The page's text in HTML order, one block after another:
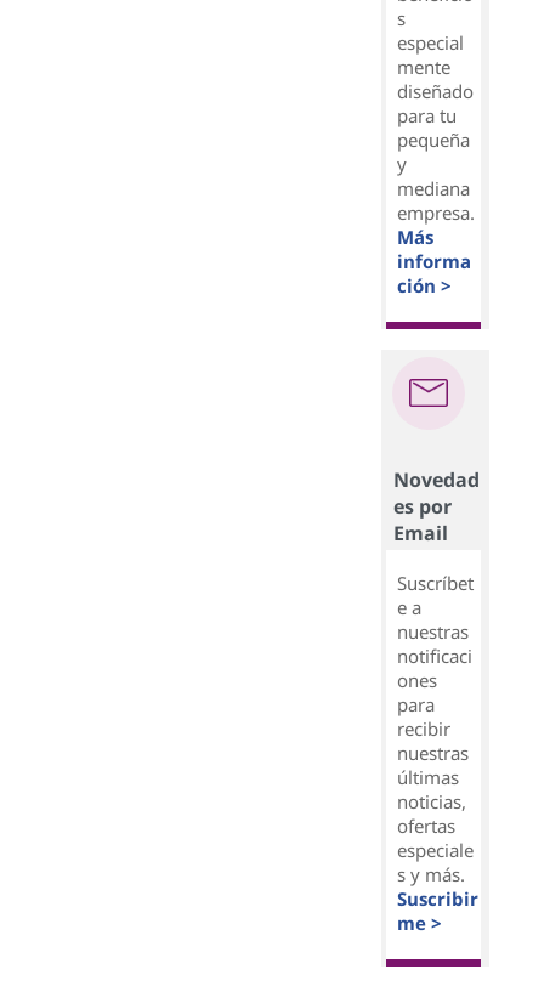
s
especial
mente
diseñado
para tu
pequeña
y
mediana
empresa.
Más
informa
ción >
Novedad
es por
Email
Suscríbet
e a
nuestras
notificaci
ones
para
recibir
nuestras
últimas
noticias,
ofertas
especiale
s y más.
Suscribir
me >